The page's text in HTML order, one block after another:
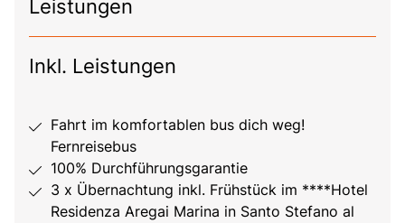
Leistungen
Inkl. Leistungen
Fahrt im komfortablen bus dich weg!
Fernreisebus
100% Durchführungsgarantie
3 x Übernachtung inkl. Frühstück im ****Hotel
Residenza Aregai Marina in Santo Stefano al